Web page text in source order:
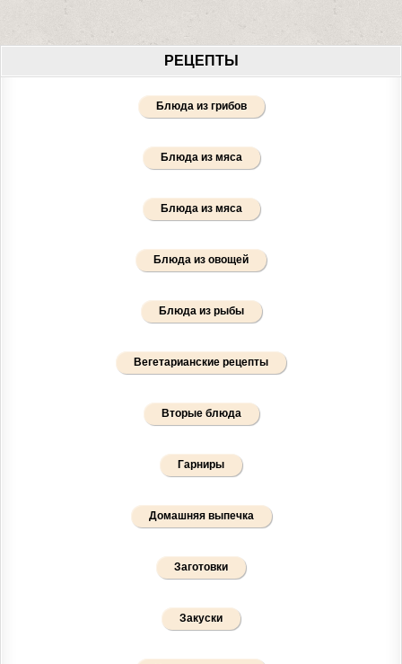
РЕЦЕПТЫ
Блюда из грибов
Блюда из мяса
Блюда из мяса
Блюда из овощей
Блюда из рыбы
Вегетарианские рецепты
Вторые блюда
Гарниры
Домашняя выпечка
Заготовки
Закуски